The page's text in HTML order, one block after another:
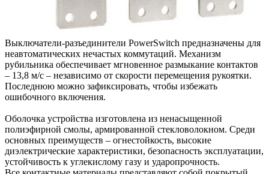
Выключатели-разъединители PowerSwitch предназначены для
неавтоматических нечастых коммутаций. Механизм
рубильника обеспечивает мгновенное размыкание контактов
– 13,8 м/с – независимо от скорости перемещения рукоятки.
Последнюю можно зафиксировать, чтобы избежать
ошибочного включения.
Оболочка устройства изготовлена из ненасыщенной
полиэфирной смолы, армированной стекловолокном. Среди
основных преимуществ – огнестойкость, высокие
диэлектрические характеристики, безопасность эксплуатации,
устойчивость к углекислому газу и ударопрочность.